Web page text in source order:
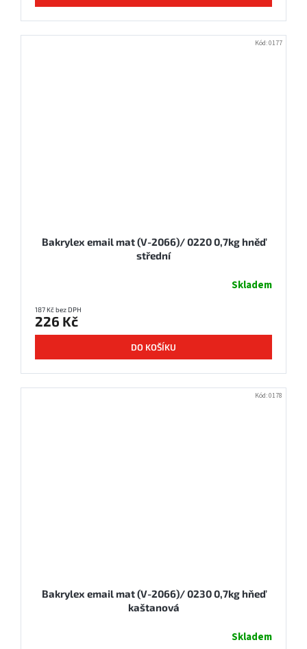
Bakrylex email mat (V-2066)/ 0220 0,7kg hněď
střední
Skladem
187 Kč bez DPH
226 Kč
DO KOŠÍKU
Kód:0177
Bakrylex email mat (V-2066)/ 0230 0,7kg hňeď
kaštanová
Skladem
Kód:0178